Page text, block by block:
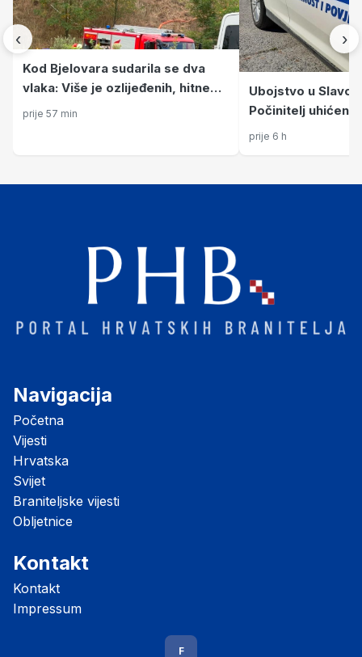
‹
Kod Bjelovara sudarila se dva
vlaka: Više je ozlijeđenih, hitne
službe na terenu
prije 57 min
Ubojstvo u
Počinitelj uhićen
prije 6 h
›
Navigacija
Početna
Vijesti
Hrvatska
Svijet
Braniteljske vijesti
Obljetnice
Kontakt
Kontakt
Impressum
F